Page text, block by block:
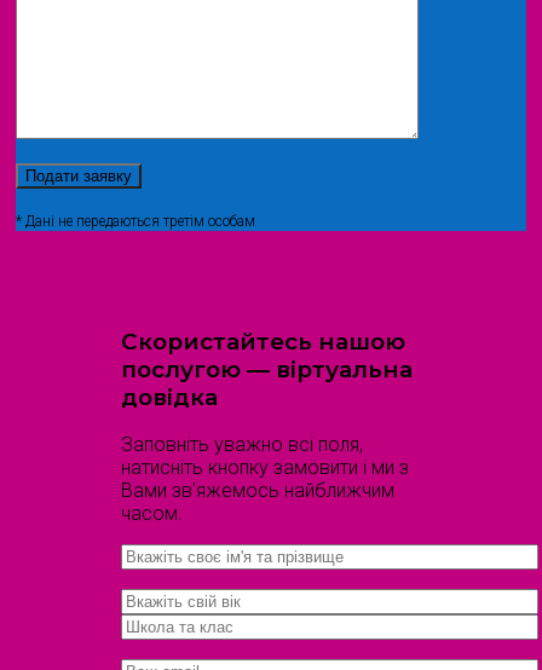
* Дані не передаються третім особам
Скористайтесь нашою
послугою — віртуальна
довідка
Заповніть уважно всі поля,
натисніть кнопку замовити і ми з
Вами зв'яжемось найближчим
часом.